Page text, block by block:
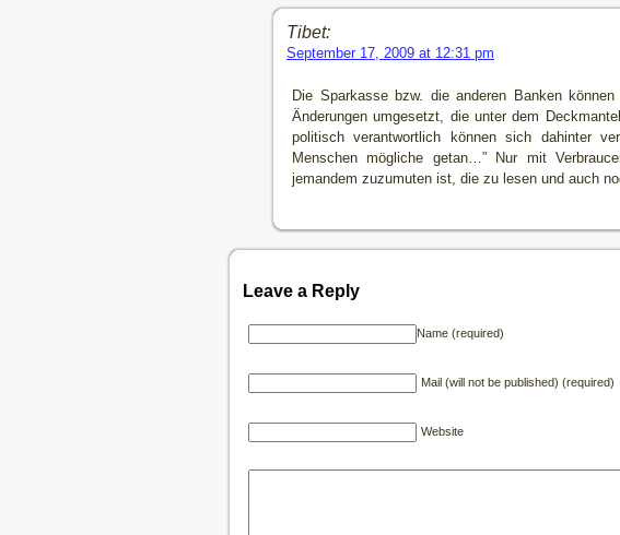
Tibet:
September 17, 2009 at 12:31 pm
Die Sparkasse bzw. die anderen Banken
Änderungen umgesetzt, die unter dem
politisch verantwortlich können sich dahinter
Menschen mögliche getan…” Nur mit
jemandem zuzumuten ist, die zu lesen und auch
Leave a Reply
Name (required)
Mail (will not be published) (required)
Website